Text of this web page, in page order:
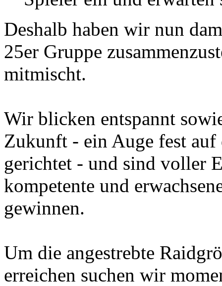
Deshalb haben wir nun
25er Gruppe
mitmischt.
Wir blicken entspannt
Zukunft - ein Auge fest auf
gerichtet - und sind voller
kompetente und
gewinnen.
Um die angestrebte
erreichen suchen wir